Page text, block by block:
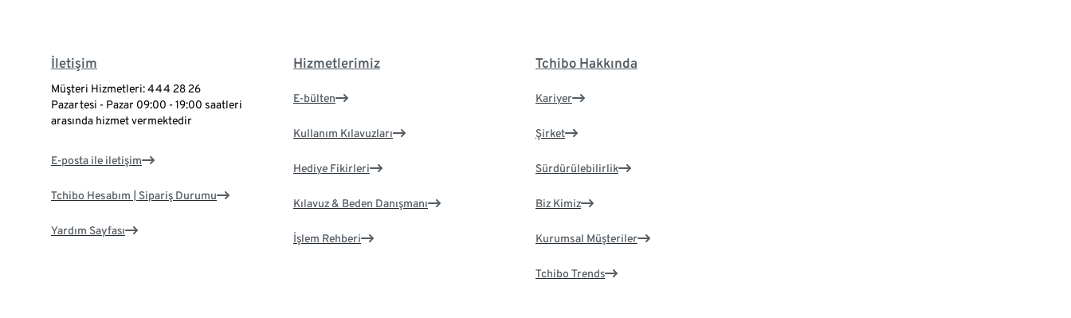
İletişim
Müşteri Hizmetleri: 444 28 26
Pazartesi - Pazar 09:00 - 19:00 saatleri
arasında hizmet vermektedir
E-posta ile iletişim
Tchibo Hesabım | Sipariş Durumu
Yardım Sayfası
Hizmetlerimiz
E-bülten
Kullanım Kılavuzları
Hediye Fikirleri
Kılavuz & Beden Danışmanı
İşlem Rehberi
Tchibo Hakkında
Kariyer
Şirket
Sürdürülebilirlik
Biz Kimiz
Kurumsal Müşteriler
Tchibo Trends